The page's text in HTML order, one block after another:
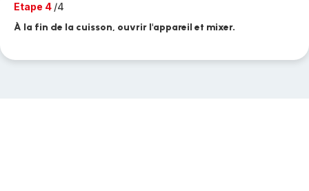
Etape 4 /4
À la fin de la cuisson, ouvrir l'appareil et mixer.